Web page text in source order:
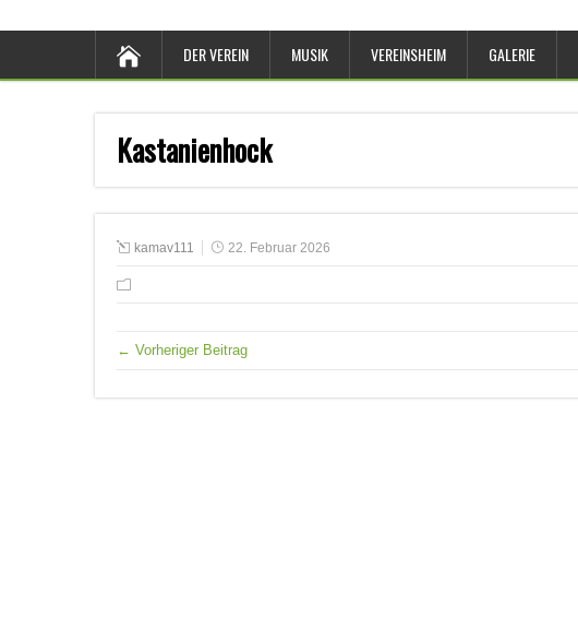
DER VEREIN MUSIK VEREINSHEIM GALERIE
Kastanienhock
kamav111 22. Februar 2026
← Vorheriger Beitrag